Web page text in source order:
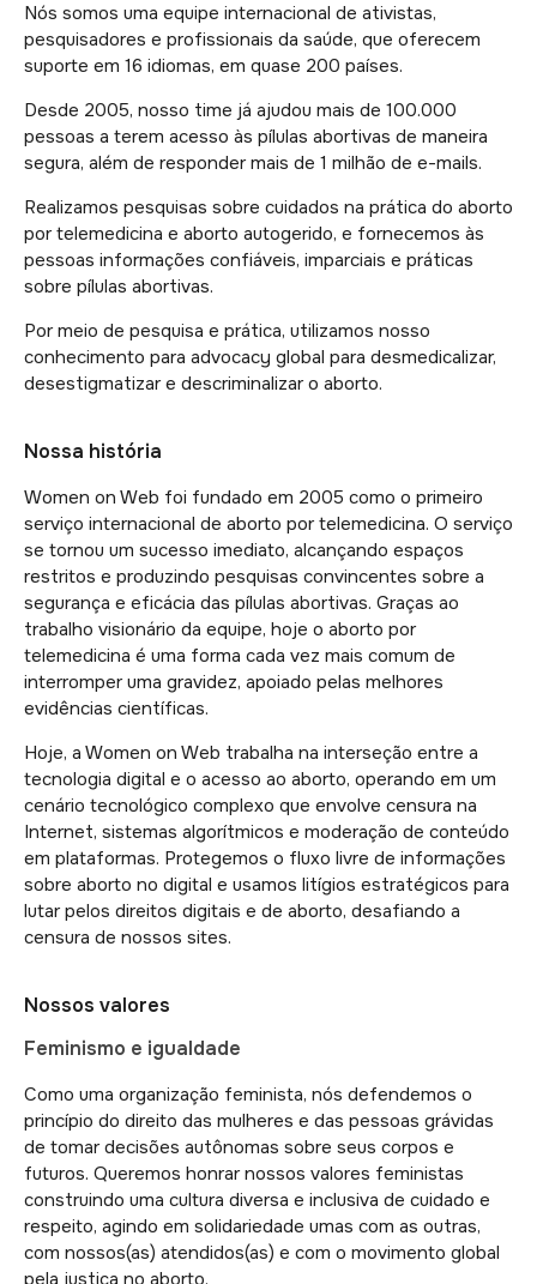
Nós somos uma equipe internacional de ativistas,
pesquisadores e profissionais da saúde, que oferecem
suporte em 16 idiomas, em quase 200 países.
Desde 2005, nosso time já ajudou mais de 100.000
pessoas a terem acesso às pílulas abortivas de maneira
segura, além de responder mais de 1 milhão de e-mails.
Realizamos pesquisas sobre cuidados na prática do aborto
por telemedicina e aborto autogerido, e fornecemos às
pessoas informações confiáveis, imparciais e práticas
sobre pílulas abortivas.
Por meio de pesquisa e prática, utilizamos nosso
conhecimento para advocacy global para desmedicalizar,
desestigmatizar e descriminalizar o aborto.
Nossa história
Women on Web foi fundado em 2005 como o primeiro
serviço internacional de aborto por telemedicina. O serviço
se tornou um sucesso imediato, alcançando espaços
restritos e produzindo pesquisas convincentes sobre a
segurança e eficácia das pílulas abortivas. Graças ao
trabalho visionário da equipe, hoje o aborto por
telemedicina é uma forma cada vez mais comum de
interromper uma gravidez, apoiado pelas melhores
evidências científicas.
Hoje, a Women on Web trabalha na interseção entre a
tecnologia digital e o acesso ao aborto, operando em um
cenário tecnológico complexo que envolve censura na
Internet, sistemas algorítmicos e moderação de conteúdo
em plataformas. Protegemos o fluxo livre de informações
sobre aborto no digital e usamos litígios estratégicos para
lutar pelos direitos digitais e de aborto, desafiando a
censura de nossos sites.
Nossos valores
Feminismo e igualdade
Como uma organização feminista, nós defendemos o
princípio do direito das mulheres e das pessoas grávidas
de tomar decisões autônomas sobre seus corpos e
futuros. Queremos honrar nossos valores feministas
construindo uma cultura diversa e inclusiva de cuidado e
respeito, agindo em solidariedade umas com as outras,
com nossos(as) atendidos(as) e com o movimento global